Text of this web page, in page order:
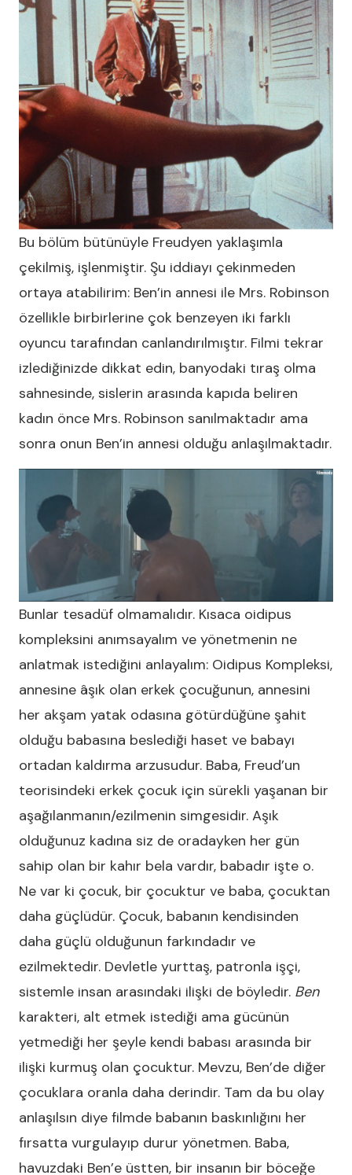
Bu bölüm bütünüyle Freudyen yaklaşımla
çekilmiş, işlenmiştir. Şu iddiayı çekinmeden
ortaya atabilirim: Ben’in annesi ile Mrs. Robinson
özellikle birbirlerine çok benzeyen iki farklı
oyuncu tarafından canlandırılmıştır. Filmi tekrar
izlediğinizde dikkat edin, banyodaki tıraş olma
sahnesinde, sislerin arasında kapıda beliren
kadın önce Mrs. Robinson sanılmaktadır ama
sonra onun Ben’in annesi olduğu anlaşılmaktadır.
Bunlar tesadüf olmamalıdır. Kısaca oidipus
kompleksini anımsayalım ve yönetmenin ne
anlatmak istediğini anlayalım: Oidipus Kompleksi,
annesine âşık olan erkek çocuğunun, annesini
her akşam yatak odasına götürdüğüne şahit
olduğu babasına beslediği haset ve babayı
ortadan kaldırma arzusudur. Baba, Freud’un
teorisindeki erkek çocuk için sürekli yaşanan bir
aşağılanmanın/ezilmenin simgesidir. Aşık
olduğunuz kadına siz de oradayken her gün
sahip olan bir kahır bela vardır, babadır işte o.
Ne var ki çocuk, bir çocuktur ve baba, çocuktan
daha güçlüdür. Çocuk, babanın kendisinden
daha güçlü olduğunun farkındadır ve
ezilmektedir. Devletle yurttaş, patronla işçi,
sistemle insan arasındaki ilişki de böyledir. Ben
karakteri, alt etmek istediği ama gücünün
yetmediği her şeyle kendi babası arasında bir
ilişki kurmuş olan çocuktur. Mevzu, Ben’de diğer
çocuklara oranla daha derindir. Tam da bu olay
anlaşılsın diye filmde babanın baskınlığını her
fırsatta vurgulayıp durur yönetmen. Baba,
havuzdaki Ben’e üstten, bir insanın bir böceğe